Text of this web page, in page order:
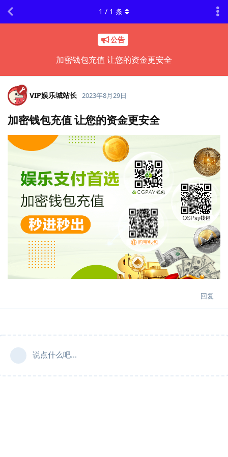
公告
加密钱包充值 让您的资金更安全
1 / 1 条
VIP娱乐城站长 2023年8月29日
加密钱包充值 让您的资金更安全
回复
说点什么吧...